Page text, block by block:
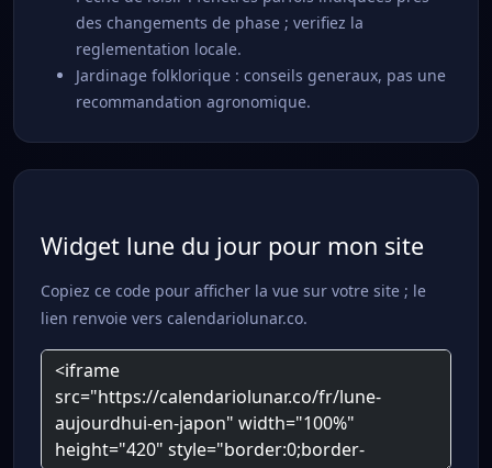
des changements de phase ; verifiez la
reglementation locale.
Jardinage folklorique : conseils generaux, pas une
recommandation agronomique.
Widget lune du jour pour mon site
Copiez ce code pour afficher la vue sur votre site ; le
lien renvoie vers calendariolunar.co.